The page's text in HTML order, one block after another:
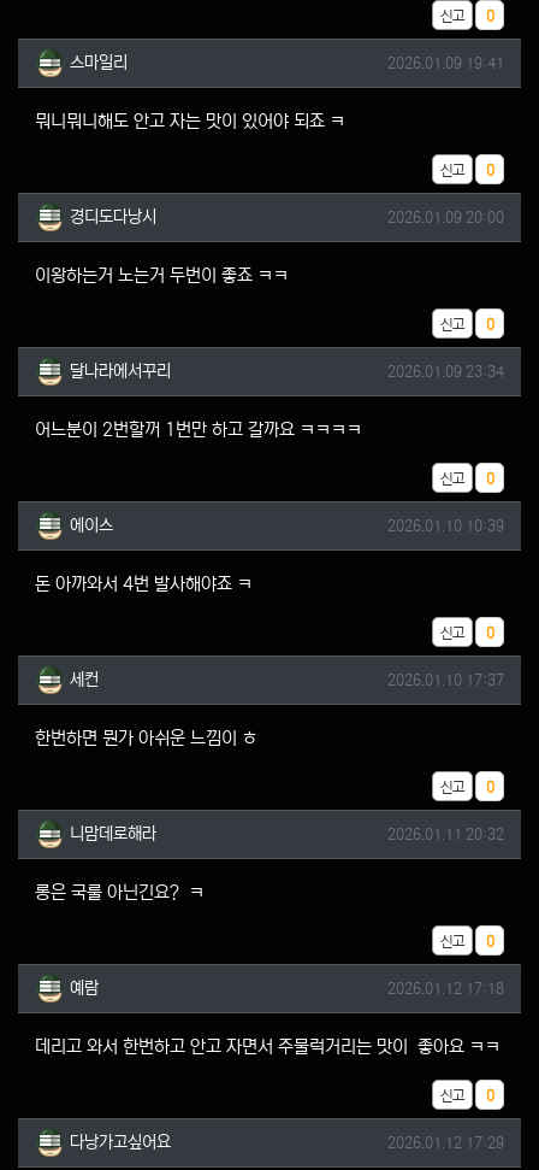
신고 추천
0
스마일리님의 댓글
스마일리 작성일
2026.01.09 19:41
뭐니뭐니해도 안고 자는 맛이 있어야 되죠 ㅋ
신고 추천
0
경디도다낭시님의 댓글
경디도다낭시 작성일
2026.01.09 20:00
이왕하는거 노는거 두번이 좋죠 ㅋㅋ
신고 추천
0
달나라에서꾸리님의 댓글
달나라에서꾸리 작성일
2026.01.09 23:34
어느분이 2번할꺼 1번만 하고 갈까요 ㅋㅋㅋㅋ
신고 추천
0
에이스님의 댓글
에이스 작성일
2026.01.10 10:39
돈 아까와서 4번 발사해야죠 ㅋ
신고 추천
0
세컨님의 댓글
세컨 작성일
2026.01.10 17:37
한번하면 뭔가 아쉬운 느낌이 ㅎ
신고 추천
0
니맘데로해라님의 댓글
니맘데로해라 작성일
2026.01.11 20:32
롱은 국룰 아닌긴요? ㅋ
신고 추천
0
예람님의 댓글
예람 작성일
2026.01.12 17:18
데리고 와서 한번하고 안고 자면서 주물럭거리는 맛이 좋아요 ㅋㅋ
신고 추천
0
다낭가고싶어요님의 댓글
다낭가고싶어요 작성일
2026.01.12 17:29